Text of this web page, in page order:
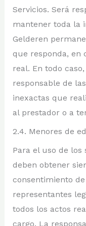
Servicios. Será
mantener toda la
Gelderen
que responda, en
real. En todo
responsable de
inexactas que
al prestador o a
2.4. Menores de
Para el uso de los
deben obtener
consentimiento
representantes
todos los actos
cargo. La